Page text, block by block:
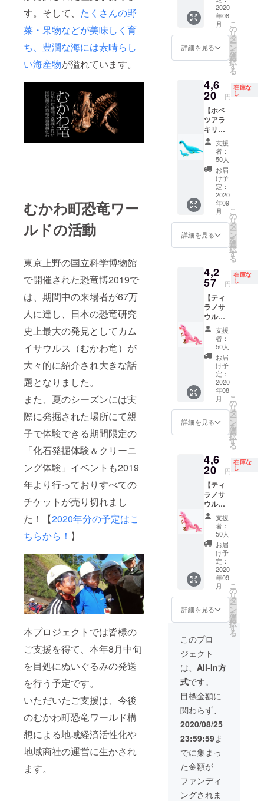
す。そして、 たくさんの野
菜・果物などが美味しく育
ち、豊潤な海には素晴らし
い海産物が溢れています。
むかわ町恐竜ワー
ルドの活動
東京上野の国立科学博物館
で開催された恐竜博2019で
は、期間中の来場者が67万
人に達し、日本の恐竜研究
史上最大の発見としてカム
イサウルス（むかわ竜）が
大々的に紹介され大きな話
題となりました。
また、夏のシーズンには実
際に発掘された場所にて親
子で体験できる期間限定の
「化石発掘体験＆クリーニ
ング体験」イベントも2019
年より行っておりすべての
チケットが売り切れまし
た！【2020年分の予定はこ
ちらから！ 】
本プロジェクトでは皆様の
ご支援を得て、本年8月中旬
を目処にぬいぐるみの発送
を行う予定です。
いただいたご支援は、今後
のむかわ町恐竜ワールド構
想による地域経済活性化や
地域商社の運営に生かされ
ます。
タジー
キーホ
ルダー
とセッ
トに
売させ
て頂き
ます
（送
料、消
恐竜研
究の第
一人者
であ
り、カ
ムイサ
ウルス
の命名
者でも
ある北
海道大
学総合
博物
館、小
林快次
教授に
細部に
き完成
した、
カムイ
サウル
スのリ
アルぬ
いぐる
みで
す。カ
ムイサ
ウルス
ファン
タジー
キーホ
ルダー
トに
なって
10％引
き（送
料、消
費税込
み）
2020
年08
月
詳細を見る
こ
の
リ
タ
ー
ン
を
選
択
す
る
4,6
20 円
在庫な
し
【ホベ
ツアラ
キリュ
ウと
キーホ
ルダー
のセッ
ト 追
加販
売】
皆様の
ご支援
を得
て、
早々に
完売と
した
が、追
加販売
のご要
望にお
応えし
て50
セット
を定価
にて販
売させ
て頂き
ます
（送
料、消
費税込
み）。
支援
者：
50人
お届
け予
定：
2020
年09
月
詳細を見る
こ
の
リ
タ
ー
ン
を
選
択
す
る
4,2
57 円
在庫な
し
【ティ
ラノサ
ウルス
とキー
ホル
ダーの
セッ
ト】 定
価より
10％引
き（送
料、消
費税込
み）
支援
者：
50人
お届
け予
定：
2020
年08
月
詳細を見る
こ
の
リ
タ
ー
ン
を
選
択
す
る
4,6
20 円
在庫な
し
【ティ
ラノサ
ウルス
とキー
ホル
ダーの
セッ
ト 追
加販
売】 皆
様のご
支援を
得て、
初回限
定分は
完売と
なりま
した。
追加販
売のご
要望に
お応え
して50
セット
を定価
にて販
売させ
て頂き
ます
（送
料、消
費税込
み）。
支援
者：
50人
お届
け予
定：
2020
年09
月
詳細を見る
こ
の
リ
タ
ー
ン
を
選
択
す
る
このプロ
ジェクト
は、 All-In方
式です。
目標金額に
関わらず、
2020/08/25
23:59:59ま
でに集まっ
た金額が
ファンディ
ングされま